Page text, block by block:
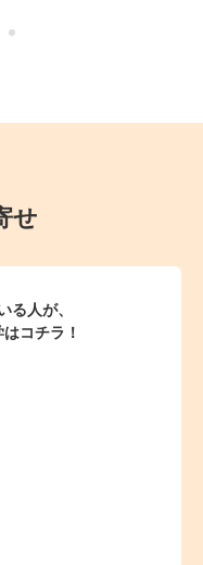
せ
る人が、
コチラ！